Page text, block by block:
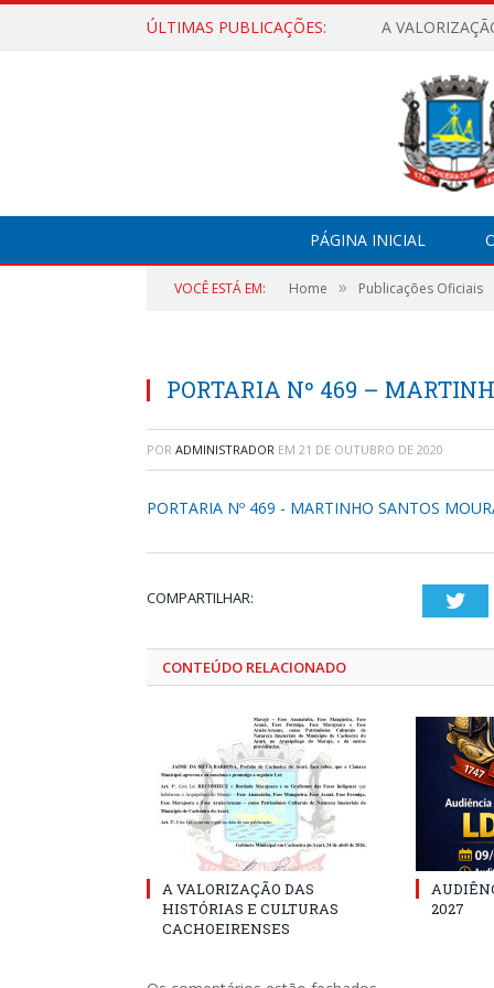
ÚLTIMAS PUBLICAÇÕES: A
PÁGINA INICIAL
VOCÊ ESTÁ EM: Home » Publicações Oficiais
PORTARIA Nº 469 –
POR ADMINISTRADOR EM 21 DE OUTUBRO DE 2020
PORTARIA Nº 469 - MARTINHO SANTOS
COMPARTILHAR:
CONTEÚDO RELACIONADO
A VALORIZAÇÃO DAS
HISTÓRIAS E CULTURAS
CACHOEIRENSES
2027